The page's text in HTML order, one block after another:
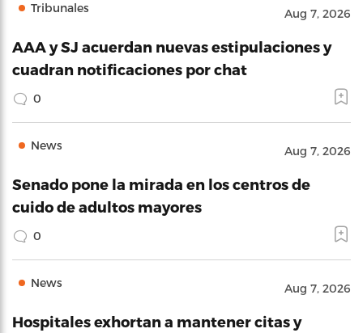
Tribunales Aug 7, 2026
AAA y SJ acuerdan nuevas estipulaciones y
cuadran notificaciones por chat
0
News Aug 7, 2026
Senado pone la mirada en los centros de
cuido de adultos mayores
0
News Aug 7, 2026
Hospitales exhortan a mantener citas y